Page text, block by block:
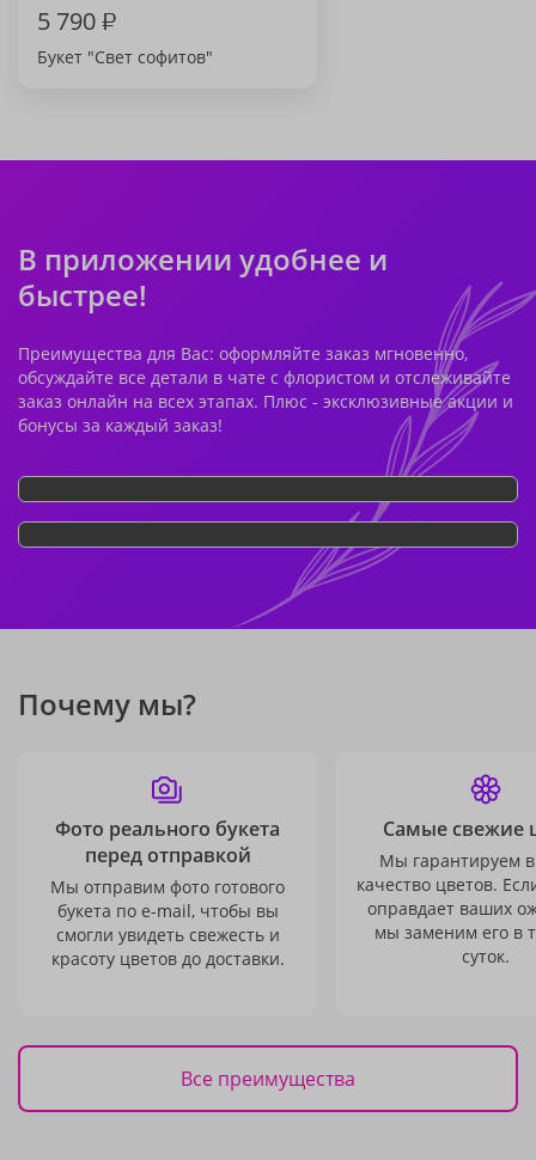
5 790₽
Букет "Свет софитов"
В приложении удобнее и
быстрее!
Преимущества для Вас: оформляйте заказ мгновенно,
обсуждайте все детали в чате с флористом и отслеживайте
заказ онлайн на всех этапах. Плюс - эксклюзивные акции и
бонусы за каждый заказ!
Почему мы?
Фото реального букета
перед отправкой
Мы отправим фото готового
букета по e-mail, чтобы вы
смогли увидеть свежесть и
красоту цветов до доставки.
Самые свежие
Мы гарантируем
качество цветов.
оправдает ваших
мы заменим его в
суток.
Все преимущества